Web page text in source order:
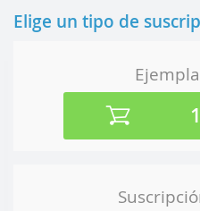
Elige un tipo de